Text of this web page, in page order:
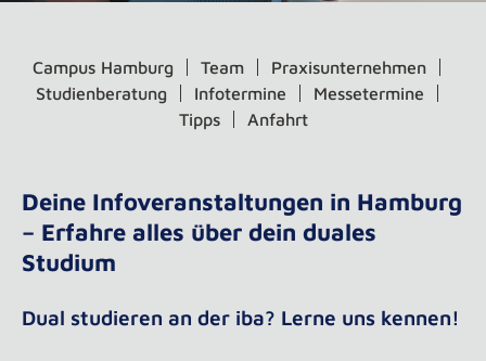
Campus Hamburg Team
Praxisunternehmen
Studienberatung
Infotermine
Messetermine
Tipps
Anfahrt
Deine Infoveranstaltungen in Hamburg
– Erfahre alles über dein duales
Studium
Dual studieren an der iba? Lerne uns kennen!